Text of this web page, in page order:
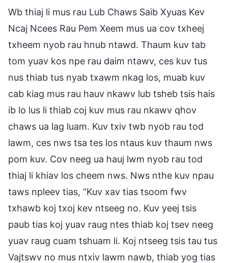
Wb thiaj li mus rau Lub Chaws Saib Xyuas Kev
Ncaj Ncees Rau Pem Xeem mus ua cov txheej
txheem nyob rau hnub ntawd. Thaum kuv tab
tom yuav kos npe rau daim ntawv, ces kuv tus
nus thiab tus nyab txawm nkag los, muab kuv
cab kiag mus rau hauv nkawv lub tsheb tsis hais
ib lo lus li thiab coj kuv mus rau nkawv qhov
chaws ua lag luam. Kuv txiv twb nyob rau tod
lawm, ces nws tsa tes los ntaus kuv thaum nws
pom kuv. Cov neeg ua hauj lwm nyob rau tod
thiaj li khiav los cheem nws. Nws nthe kuv npau
taws npleev tias, “Kuv xav tias tsoom fwv
txhawb koj txoj kev ntseeg no. Kuv yeej tsis
paub tias koj yuav raug ntes thiab koj tsev neeg
yuav raug cuam tshuam li. Koj ntseeg tsis tau tus
Vajtswv no mus ntxiv lawm nawb, thiab yog tias